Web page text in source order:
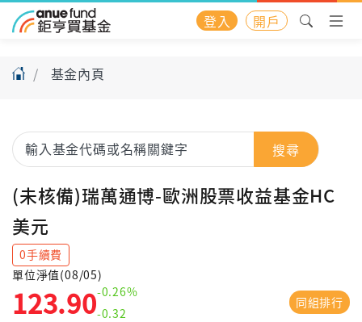
登入 開戶
基金內頁
搜尋
(未核備)瑞萬通博-歐洲股票收益基金HC
美元
0手續費
單位淨值(08/05)
123.90-0.26%
-0.32
同組排行